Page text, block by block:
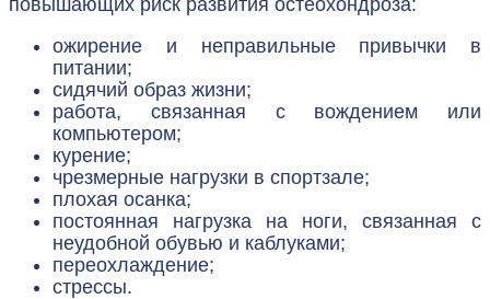
повышающих риск развития остеохондроза:
ожирение и неправильные привычки в
питании;
сидячий образ жизни;
работа, связанная с вождением или
компьютером;
курение;
чрезмерные нагрузки в спортзале;
плохая осанка;
постоянная нагрузка на ноги, связанная с
неудобной обувью и каблуками;
переохлаждение;
стрессы.